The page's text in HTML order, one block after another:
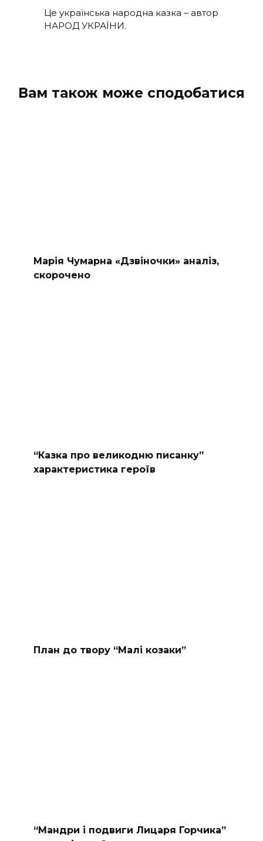
Це українська народна казка – автор
НАРОД УКРАЇНИ.
Вам також може сподобатися
Марія Чумарна «Дзвіночки» аналіз,
скорочено
“Казка про великодню писанку”
характеристика героїв
План до твору “Малі козаки”
“Мандри і подвиги Лицаря Горчика”